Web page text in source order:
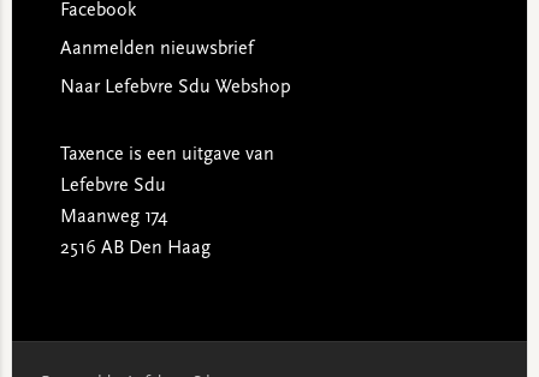
Facebook
Aanmelden nieuwsbrief
Naar Lefebvre Sdu Webshop
Taxence is een uitgave van
Lefebvre Sdu
Maanweg 174
2516 AB Den Haag